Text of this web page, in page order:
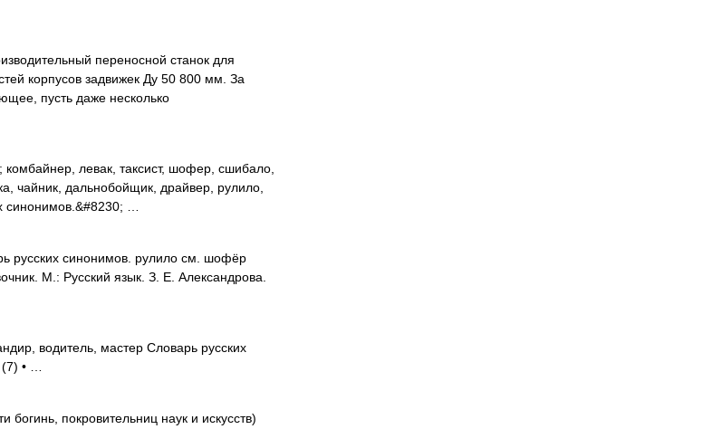
переносной станок для
корпусов задвижек Ду 50 800 мм. За
пусть даже несколько
левак, таксист, шофер, сшибало,
чайник, дальнобойщик, драйвер, рулило,
синонимов.&#8230; …
русских синонимов. рулило см. шофёр
М.: Русский язык. З. Е. Александрова.
водитель, мастер Словарь русских
• …
покровительниц наук и искусств)